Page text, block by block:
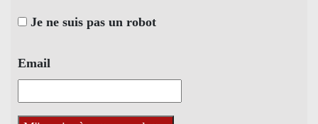
Je ne suis pas un robot
Email